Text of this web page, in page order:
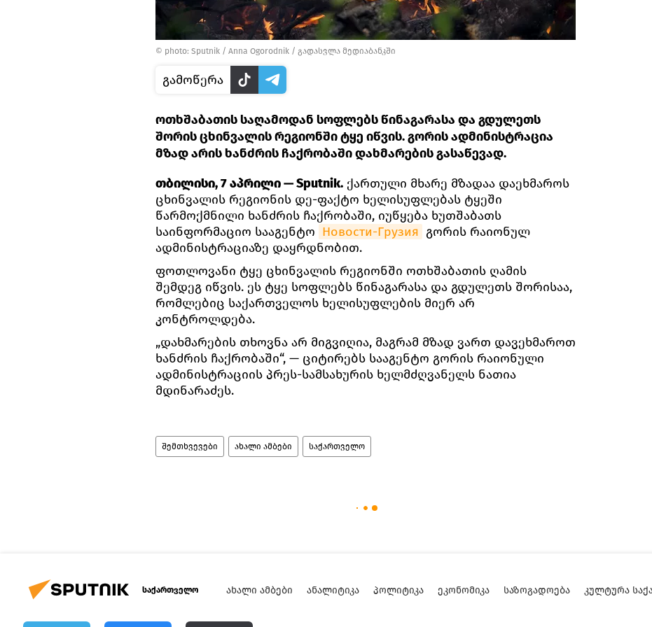
© photo: Sputnik / Anna Ogorodnik / გადასვლა მედიაბანკში
გამოწერა
ოთხშაბათის საღამოდან სოფლებს წინაგარასა და გდულეთს
შორის ცხინვალის რეგიონში ტყე იწვის. გორის ადმინისტრაცია
მზად არის ხანძრის ჩაქრობაში დახმარების გასაწევად.
თბილისი, 7 აპრილი — Sputnik. ქართული მხარე მზადაა დაეხმაროს
ცხინვალის რეგიონის დე-ფაქტო ხელისუფლებას ტყეში
წარმოქმნილი ხანძრის ჩაქრობაში, იუწყება ხუთშაბათს
საინფორმაციო სააგენტო Новости-Грузия გორის რაიონულ
ადმინისტრაციაზე დაყრდნობით.
ფოთლოვანი ტყე ცხინვალის რეგიონში ოთხშაბათის ღამის
შემდეგ იწვის. ეს ტყე სოფლებს წინაგარასა და გდულეთს შორისაა,
რომლებიც საქართველოს ხელისუფლების მიერ არ
კონტროლდება.
„დახმარების თხოვნა არ მიგვიღია, მაგრამ მზად ვართ დავეხმაროთ
ხანძრის ჩაქრობაში“, — ციტირებს სააგენტო გორის რაიონული
ადმინისტრაციის პრეს-სამსახურის ხელმძღვანელს ნათია
მდინარაძეს.
შემთხვევები ახალი ამბები საქართველო
საქართველო ᲐᲮᲐᲚᲘ ᲐᲛᲑᲔᲑᲘ ᲐᲜᲐᲚᲘᲢᲘᲙᲐ ᲞᲝᲚᲘᲢᲘᲙᲐ ᲔᲙᲝᲜᲝᲛᲘᲙᲐ ᲡᲐᲖᲝᲒᲐᲓᲝᲔᲑᲐ ᲙᲣᲚᲢᲣᲠᲐ